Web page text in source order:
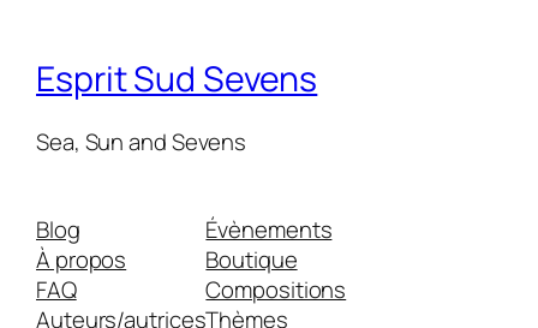
Esprit Sud Sevens
Sea, Sun and Sevens
Blog
À propos
FAQ
Auteurs/autrices
Évènements
Boutique
Compositions
Thèmes